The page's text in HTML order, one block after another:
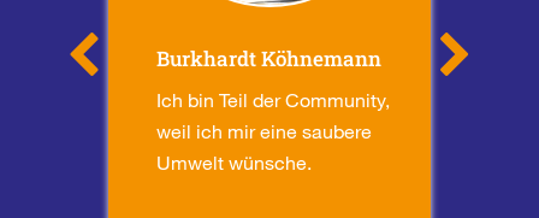
Burkhardt Köhnemann
Ich bin Teil der Community,
weil ich mir eine saubere
Umwelt wünsche.